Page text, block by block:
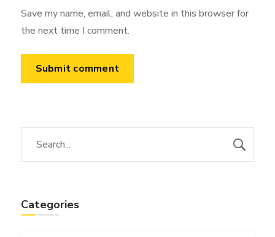
Save my name, email, and website in this browser for
the next time I comment.
Categories